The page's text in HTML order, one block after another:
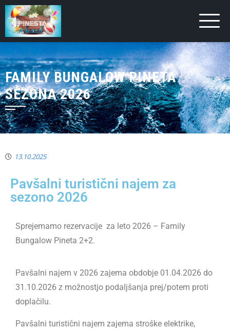
FAMILY BUNGALOW PINETA
SEZONA 2026
13.10.2025
Pavšalni turistični najem za
sezono 2026
Sprejemamo rezervacije za leto 2026 – Family
Bungalow Pineta 2+2.
Pavšalni najem v 2026 zajema obdobje 01.04.2026 do
31.10.2026 z možnostjo podaljšanja prej/potem proti
doplačilu.
Pavšalni turistični najem zajema stroške elektrike,